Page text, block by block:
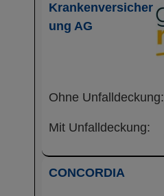
Krankenversicher
ung AG
Ohne Unfalldeckung:
Mit Unfalldeckung:
CONCORDIA